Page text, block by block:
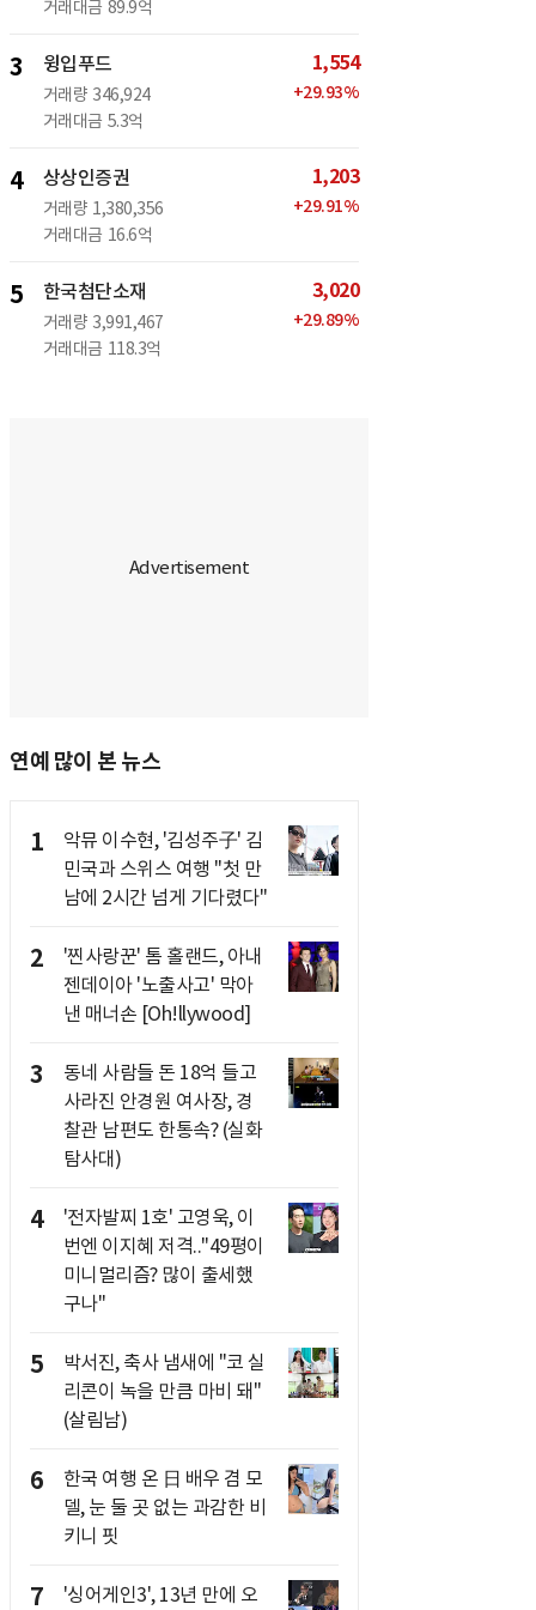
거래대금 89.9억
3 윙입푸드
거래량 346,924
거래대금 5.3억
1,554
+29.93%
4 상상인증권
거래량 1,380,356
거래대금 16.6억
1,203
+29.91%
5 한국첨단소재
거래량 3,991,467
거래대금 118.3억
3,020
+29.89%
연예 많이 본 뉴스
1
악뮤 이수현, '김성주子' 김
민국과 스위스 여행 "첫 만
남에 2시간 넘게 기다렸다"
2
'찐사랑꾼' 톰 홀랜드, 아내
젠데이아 '노출사고' 막아
낸 매너손 [Oh!llywood]
3
동네 사람들 돈 18억 들고
사라진 안경원 여사장, 경
찰관 남편도 한통속? (실화
탐사대)
4
'전자발찌 1호' 고영욱, 이
번엔 이지혜 저격.."49평이
미니멀리즘? 많이 출세했
구나"
5
박서진, 축사 냄새에 "코 실
리콘이 녹을 만큼 마비 돼"
(살림남)
6
한국 여행 온 日 배우 겸 모
델, 눈 둘 곳 없는 과감한 비
키니 핏
7 '싱어게인3', 13년 만에 오